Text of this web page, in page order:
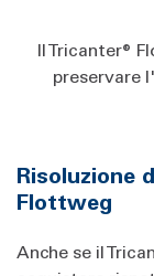
Il Tricanter®
preservare
Risoluzione
Flottweg
Anche se il